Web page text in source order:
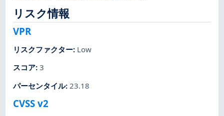
リスク情報
VPR
リスクファクター: Low
スコア:3
パーセンタイル: 23.18
CVSS v2